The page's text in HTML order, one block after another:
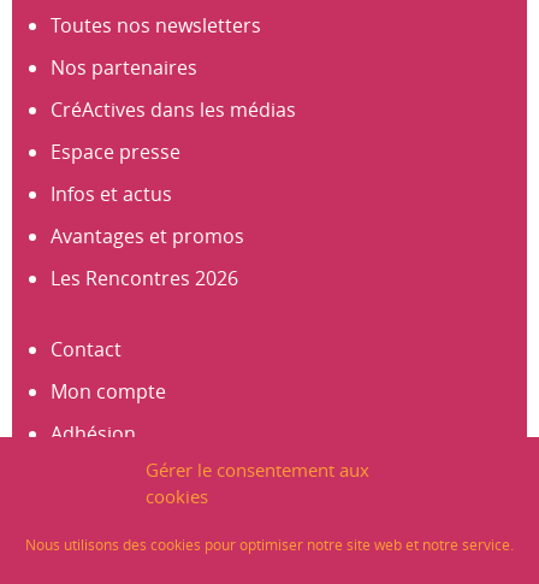
Gérer le consentement aux
cookies
Nous utilisons des cookies pour optimiser notre site web et notre service.
Toutes nos newsletters
Nos partenaires
CréActives dans les médias
Espace presse
Infos et actus
Avantages et promos
Les Rencontres 2026
Contact
Mon compte
Adhésion
S’abonner à la newsletter